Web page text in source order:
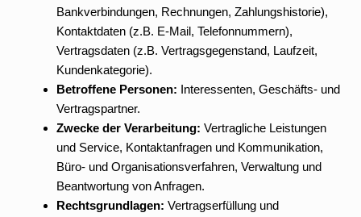
Bankverbindungen, Rechnungen, Zahlungshistorie),
Kontaktdaten (z.B. E-Mail, Telefonnummern),
Vertragsdaten (z.B. Vertragsgegenstand, Laufzeit,
Kundenkategorie).
Betroffene Personen: Interessenten, Geschäfts- und
Vertragspartner.
Zwecke der Verarbeitung: Vertragliche Leistungen
und Service, Kontaktanfragen und Kommunikation,
Büro- und Organisationsverfahren, Verwaltung und
Beantwortung von Anfragen.
Rechtsgrundlagen: Vertragserfüllung und